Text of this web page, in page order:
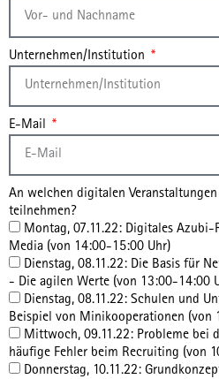
Unternehmen/Institution
E-Mail
An welchen digitalen
teilnehmen?
Montag, 07.11.22: Digitales
Media (von 14:00-15:00 Uhr)
Dienstag, 08.11.22: Die Basis für
- Die agilen Werte (von 13:00-14:00
Dienstag, 08.11.22: Schulen und
Beispiel von Minikooperationen (von
Mittwoch, 09.11.22: Probleme bei
häufige Fehler beim Recruiting (von
Donnerstag, 10.11.22: